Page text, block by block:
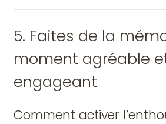
5. Faites de la
moment agréable
engageant
Comment activer